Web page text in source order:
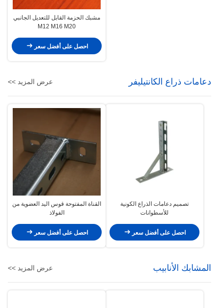
مشبك الحزمة القابل للتعديل الجانبي
M12 M16 M20
احصل على أفضل سعر
دعامات ذراع الكانتيليفر عرض المزيد >>
تصميم دعامات الذراع الكونية
للأسطوانات
احصل على أفضل سعر
القناة المفتوحة قوس اليد العضوية من
الفولاذ
احصل على أفضل سعر
المشابك الأنابيب عرض المزيد >>